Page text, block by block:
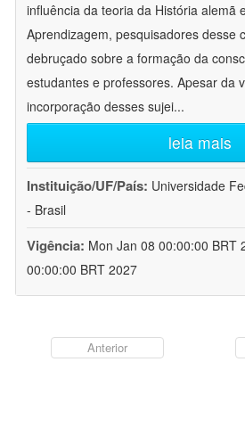
influência da teoria da História alemã
Aprendizagem, pesquisadores desse
debruçado sobre a formação da
estudantes e professores. Apesar da
incorporação desses sujei...
leia mais
Instituição/UF/País: Universidade
- Brasil
Vigência: Mon Jan 08 00:00:00 BRT
00:00:00 BRT 2027
Anterior